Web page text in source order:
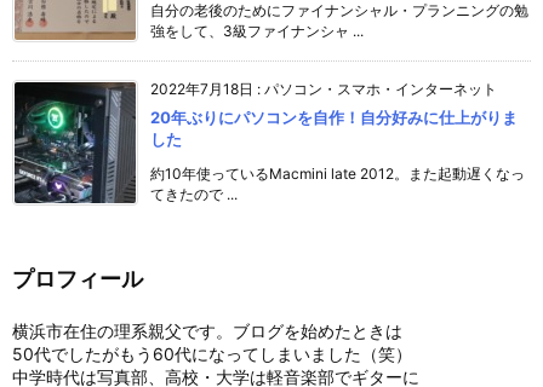
自分の老後のためにファイナンシャル・プランニングの勉
強をして、3級ファイナンシャ ...
2022年7月18日 : パソコン・スマホ・インターネット
20年ぶりにパソコンを自作！自分好みに仕上がりま
した
約10年使っているMacmini late 2012。また起動遅くなっ
てきたので ...
プロフィール
横浜市在住の理系親父です。ブログを始めたときは
50代でしたがもう60代になってしまいました（笑）
中学時代は写真部、高校・大学は軽音楽部でギターに